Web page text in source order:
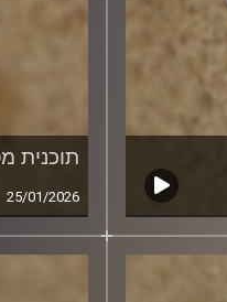
תוכנית מס'
25/01/2026